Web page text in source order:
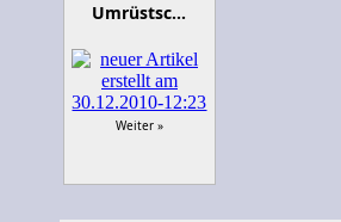
Umrüstsc…
Weiter »